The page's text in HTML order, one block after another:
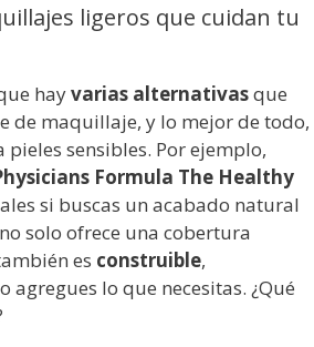
ligeros que cuidan tu
hayvarias alternativasque
de maquillaje, y lo mejor de todo,
sensibles. Por ejemplo,
Formula The Healthy
si buscas un acabado natural
solo ofrece una cobertura
es construible,
agregues lo que necesitas. ¿Qué